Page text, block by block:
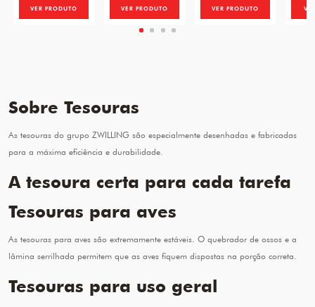
VER PRODUTO VER PRODUTO VER PRODUTO
Sobre Tesouras
As tesouras do grupo ZWILLING são especialmente desenhadas e fabricadas
para a máxima eficiência e durabilidade.
A tesoura certa para cada tarefa
Tesouras para aves
As tesouras para aves são extremamente estáveis. O quebrador de ossos e a
lâmina serrilhada permitem que as aves fiquem dispostas na porção correta.
Tesouras para uso geral